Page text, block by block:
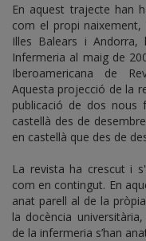
En aquest trajecte han
com el propi
Illes Balears i
Infermeria al maig de
Iberoamericana de
Aquesta projecció de la
publicació de dos nous
castellà des de
en castellà que des de
La revista ha crescut i
com en contingut. En
anat parell al de la
la docència
de la infermeria s’han